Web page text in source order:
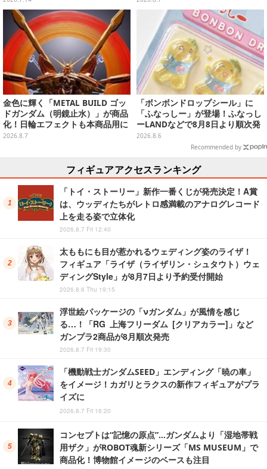
金色に輝く「METAL BUILD ゴッ
ドガンダム（明鏡止水）」が商品
化！日輪エフェクトも本商品用に
刷新した豪華仕様
2026.8.7
「ボンボンドロップシール」に
「ふなっしー」が登場！ふなっし
ーLANDなどで8月8日より順次発
売
2026.8.6
Recommended by
フィギュアアクセスランキング
「トイ・ストーリー」新作一番くじが発売決定！A賞
は、ウッディたちがレトロ感満載のアナログレコード
上を走る姿で立体化
2026.8.7 Fri 12:40
太ももにも目が惹かれるウェディング姿のライザ！
フィギュア「ライザ（ライザリン・シュタウト）ウェ
ディングStyle」が8月7日より予約受付開始
2026.8.6 Thu 19:15
浮世絵パッケージの「νガンダム」が風情を感じ
る…！「RG 上海フリーダム [クリアカラー]」など
ガンプラ2商品が8月順次発売
2026.8.7 Fri 19:30
「機動戦士ガンダムSEED」エンディング「暁の車」
をイメージ！カガリとラクスの新作フィギュアがプラ
イズに
2026.8.7 Fri 16:20
コンセプトは“記憶の原点”…ガンダムより「湿地帯戦
用ザク」がROBOT魂新シリーズ「MS MUSEUM」で
商品化！博物館イメージのベースも注目